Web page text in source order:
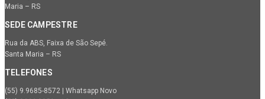
Maria – RS
SEDE CAMPESTRE
Rua da ABS, Faixa de São Sepé.
Santa Maria – RS
TELEFONES
(55) 9.9685-8572 | Whatsapp Novo